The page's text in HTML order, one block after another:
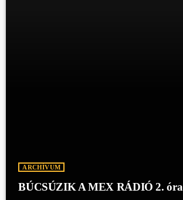
ARCHÍVUM
BÚCSÚZIK A MEX RÁDIÓ 2. óra